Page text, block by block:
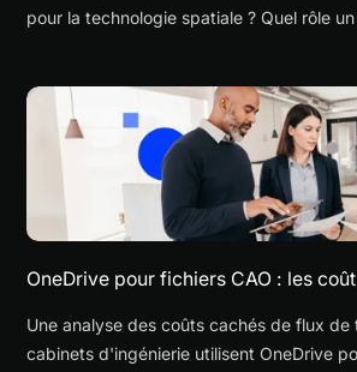
pour la technologie spatiale ? Quel rôle
OneDrive pour fichiers CAO : les
Une analyse des coûts cachés de flux de
cabinets d'ingénierie utilisent OneDrive